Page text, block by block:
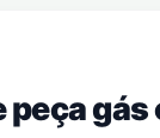
peça